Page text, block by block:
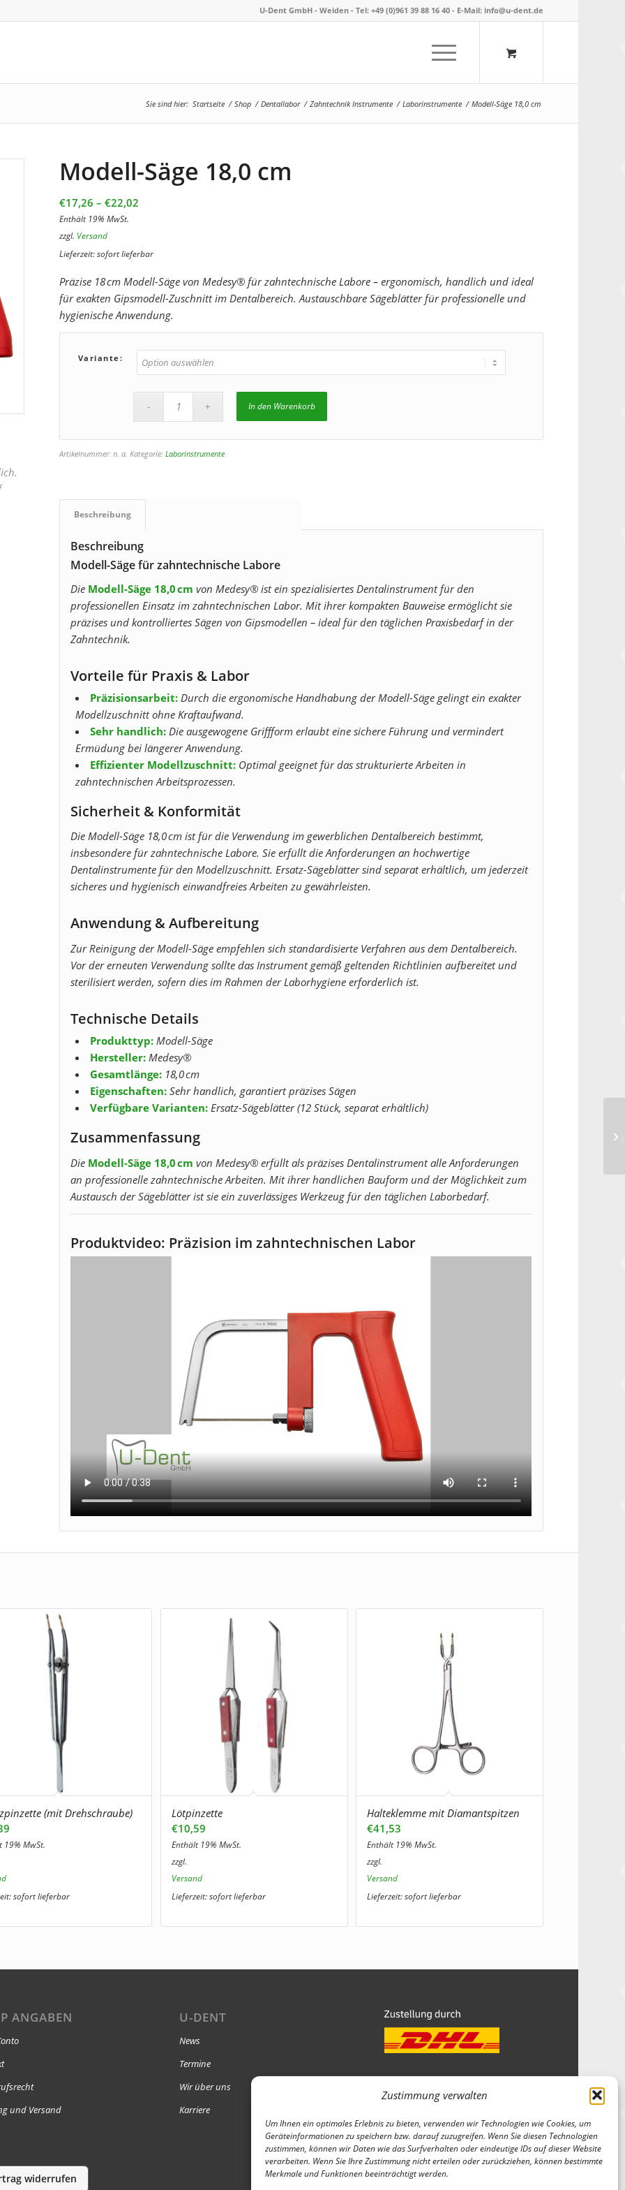
Zustimmung verwalten
Um Ihnen ein optimales Erlebnis zu bieten, verwenden wir Technologien wie Cookies, um
Geräteinformationen zu speichern bzw. darauf zuzugreifen. Wenn Sie diesen Technologien
zustimmen, können wir Daten wie das Surfverhalten oder eindeutige IDs auf dieser Website
verarbeiten. Wenn Sie Ihre Zustimmung nicht erteilen oder zurückziehen, können bestimmte
Merkmale und Funktionen beeinträchtigt werden.
U-Dent GmbH - Weiden - Tel: +49 (0)961 39 88 16 40- E-Mail: info@u-dent.de
Sie sind hier: Startseite / Shop / Dentallabor / Zahntechnik Instrumente / Laborinstrumente / Modell-Säge 18,0 cm
Modell-Säge 18,0 cm
€17,26 –€22,02
€22,02
Enthält 19% MwSt.
zzgl. Versand
Lieferzeit: sofort lieferbar
Präzise 18 cm Modell-Säge von Medesy® für zahntechnische Labore – ergonomisch, handlich und ideal
für exakten Gipsmodell-Zuschnitt im Dentalbereich. Austauschbare Sägeblätter für professionelle und
hygienische Anwendung.
Variante:
In den Warenkorb
Artikelnummer:n. a. Kategorie:Laborinstrumente
Beschreibung
Beschreibung
Modell-Säge für zahntechnische Labore
Die Modell-Säge 18,0 cm von Medesy® ist ein spezialisiertes Dentalinstrument für den
professionellen Einsatz im zahntechnischen Labor. Mit ihrer kompakten Bauweise ermöglicht sie
präzises und kontrolliertes Sägen von Gipsmodellen – ideal für den täglichen Praxisbedarf in der
Zahntechnik.
Vorteile für Praxis & Labor
Präzisionsarbeit: Durch die ergonomische Handhabung der Modell-Säge gelingt ein exakter
Modellzuschnitt ohne Kraftaufwand.
Sehr handlich: Die ausgewogene Griffform erlaubt eine sichere Führung und vermindert
Ermüdung bei längerer Anwendung.
Effizienter Modellzuschnitt: Optimal geeignet für das strukturierte Arbeiten in
zahntechnischen Arbeitsprozessen.
Sicherheit & Konformität
Die Modell-Säge 18,0 cm ist für die Verwendung im gewerblichen Dentalbereich bestimmt,
insbesondere für zahntechnische Labore. Sie erfüllt die Anforderungen an hochwertige
Dentalinstrumente für den Modellzuschnitt. Ersatz-Sägeblätter sind separat erhältlich, um jederzeit
sicheres und hygienisch einwandfreies Arbeiten zu gewährleisten.
Anwendung & Aufbereitung
Zur Reinigung der Modell-Säge empfehlen sich standardisierte Verfahren aus dem Dentalbereich.
Vor der erneuten Verwendung sollte das Instrument gemäß geltenden Richtlinien aufbereitet und
sterilisiert werden, sofern dies im Rahmen der Laborhygiene erforderlich ist.
Technische Details
Produkttyp: Modell-Säge
Hersteller: Medesy®
Gesamtlänge: 18,0 cm
Eigenschaften: Sehr handlich, garantiert präzises Sägen
Verfügbare Varianten: Ersatz-Sägeblätter (12 Stück, separat erhältlich)
Zusammenfassung
Die Modell-Säge 18,0 cm von Medesy® erfüllt als präzises Dentalinstrument alle Anforderungen
an professionelle zahntechnische Arbeiten. Mit ihrer handlichen Bauform und der Möglichkeit zum
Austausch der Sägeblätter ist sie ein zuverlässiges Werkzeug für den täglichen Laborbedarf.
Produktvideo: Präzision im zahntechnischen Labor
(mit Drehschraube)
19% MwSt.
sofort lieferbar
Lötpinzette
€10,59
Enthält 19% MwSt.
zzgl.
Versand
Lieferzeit: sofort lieferbar
Halteklemme mit Diamantspitzen
€41,53
Enthält 19% MwSt.
zzgl.
Versand
Lieferzeit: sofort lieferbar
ANGABEN
und Versand
widerrufen
U-DENT
News
Termine
Wir über uns
Karriere
Wir sind Mitglied